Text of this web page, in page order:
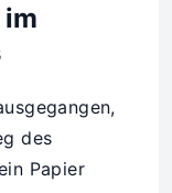
im
des
Papier